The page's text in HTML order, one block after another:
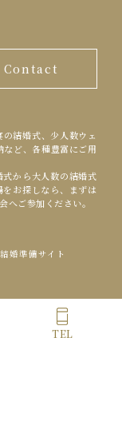
TEL
Contact
結婚式、少人数ウェ
など、各種豊富にご用
から大人数の結婚式
お探しなら、まずは
へご参加ください。
婚準備サイト
Reserved.